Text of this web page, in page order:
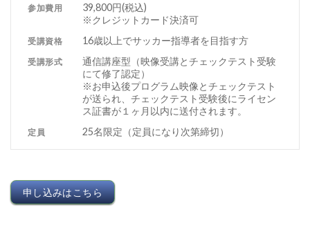
参加費用
39,800円(税込)
※クレジットカード決済可
受講資格 16歳以上でサッカー指導者を目指す方
受講形式
通信講座型（映像受講とチェックテスト受験
にて修了認定）
※お申込後プログラム映像とチェックテスト
が送られ、チェックテスト受験後にライセン
ス証書が１ヶ月以内に送付されます。
定員 25名限定（定員になり次第締切）
申し込みはこちら